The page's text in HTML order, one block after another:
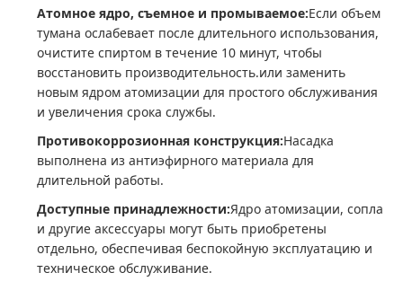
Атомное ядро, съемное и промываемое:Если объем
тумана ослабевает после длительного использования,
очистите спиртом в течение 10 минут, чтобы
восстановить производительность.или заменить
новым ядром атомизации для простого обслуживания
и увеличения срока службы.
Противокоррозионная конструкция:Насадка
выполнена из антиэфирного материала для
длительной работы.
Доступные принадлежности:Ядро атомизации, сопла
и другие аксессуары могут быть приобретены
отдельно, обеспечивая беспокойную эксплуатацию и
техническое обслуживание.